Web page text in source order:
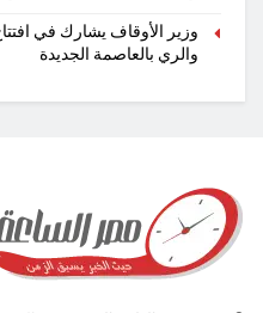
وزير الأوقاف يشارك في
والري بالعاصمة الجديدة